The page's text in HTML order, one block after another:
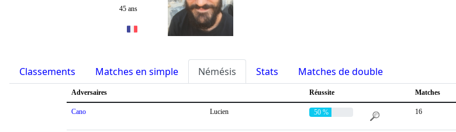
45 ans
Classements Matches en simple Némésis Stats Matches de double
Adversaires Réussite Matches
Cano Lucien 50 % 16